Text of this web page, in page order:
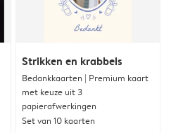
Strikken en krabbels
Bedankkaarten | Premium kaart
met keuze uit 3
papierafwerkingen
Set van 10 kaarten